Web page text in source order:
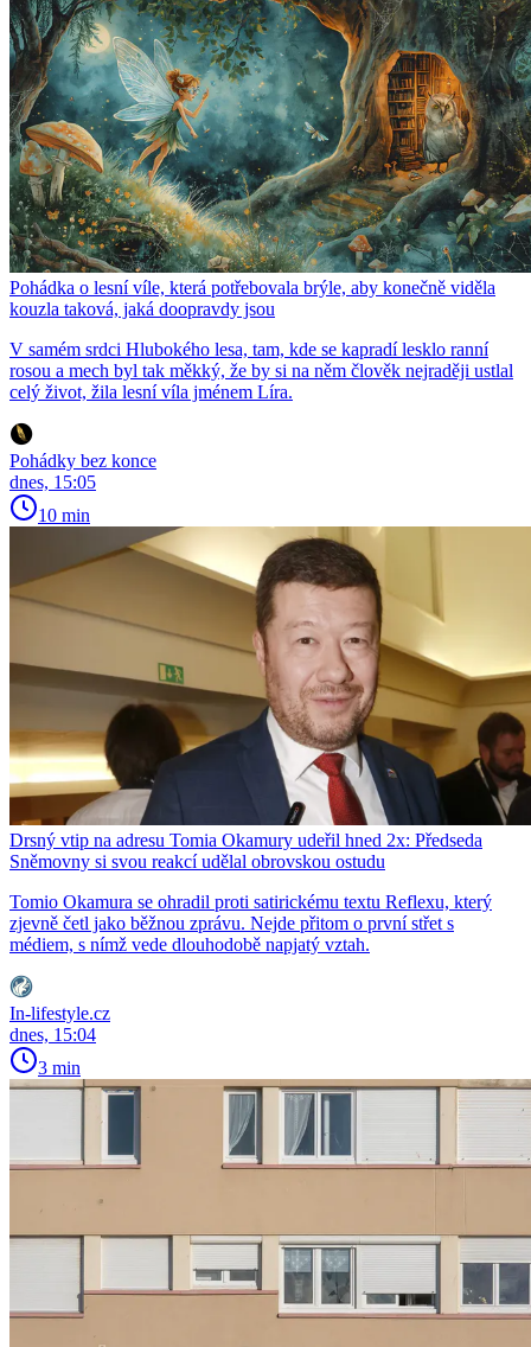
Pohádka o lesní víle, která potřebovala brýle, aby konečně viděla
kouzla taková, jaká doopravdy jsou
V samém srdci Hlubokého lesa, tam, kde se kapradí lesklo ranní
rosou a mech byl tak měkký, že by si na něm člověk nejraději ustlal
celý život, žila lesní víla jménem Líra.
Pohádky bez konce
dnes, 15:05
10 min
Drsný vtip na adresu Tomia Okamury udeřil hned 2x: Předseda
Sněmovny si svou reakcí udělal obrovskou ostudu
Tomio Okamura se ohradil proti satirickému textu Reflexu, který
zjevně četl jako běžnou zprávu. Nejde přitom o první střet s
médiem, s nímž vede dlouhodobě napjatý vztah.
In-lifestyle.cz
dnes, 15:04
3 min